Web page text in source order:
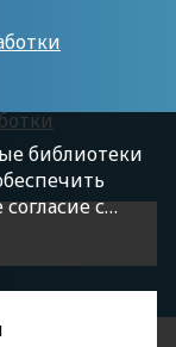
библиотеки
с